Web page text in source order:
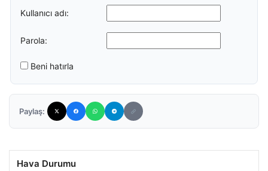
Kullanıcı adı:
Parola:
Beni hatırla
Paylaş:
Hava Durumu